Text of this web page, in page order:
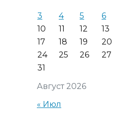
Август 2026
3
4 5 6
10
11 12 13
17
18 19 20
24
25 26 27
31
« Июл